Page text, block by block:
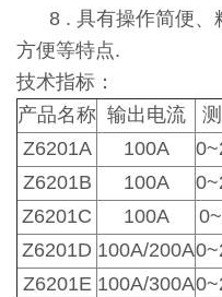
8 . 具有操作简便、
方便等特点.
技术指标：
产品名称 输出电流
Z6201A
100A
Z6201B
100A
Z6201C
100A
Z6201D 100A/200A
Z6201E 100A/300A